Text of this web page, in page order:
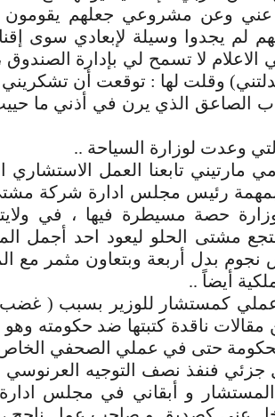
وعن مشروعي جعلهم يقومون
لم يجدوا وسيلة لإبعادي سوى
لا تسمح لي بإدارة الصندوق
وقلت لها : توقعت أن
الصاعق الذي يرن في أذني ما
وعدت لوزارة السياحة ..
مارتيني تابعنا العمل الاستشاري
بمهمة رئيس مجلس ادارة شركة
حصة مسيطرة فيها ، في
مشتى الحلو ليعود احد أجمل
بدل أربعة وبتعاون مثمر مع
أيضاً ..
عملي كمستشار للوزير بسبب (
ناقدة كتبتها ضد حكومته وهو
حتى في عملي الصحفي
جزئي فنفذ نصف التوجيه
المستشار و أبقاني في مجلس